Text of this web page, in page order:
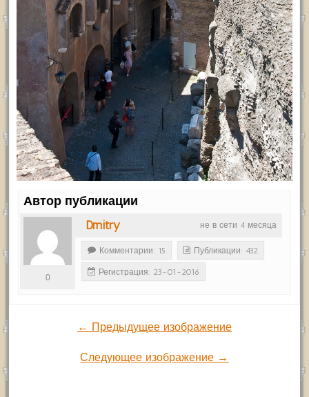
Автор публикации
не в сети 4 месяца
Dmitry
0
Комментарии: 15 Публикации: 432
Регистрация: 23-01-2016
← Предыдущее изображение
Следующее изображение →